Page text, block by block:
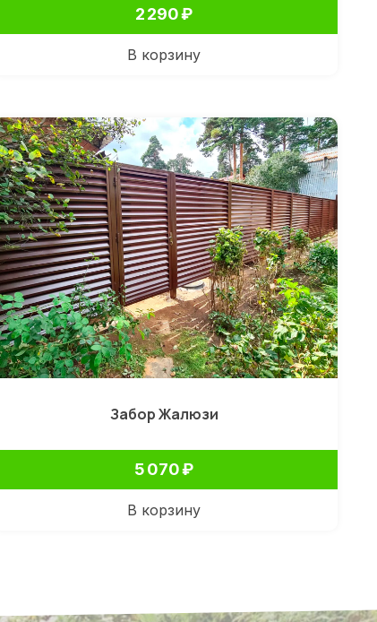
2 290₽
В корзину
Забор Жалюзи
5 070₽
В корзину